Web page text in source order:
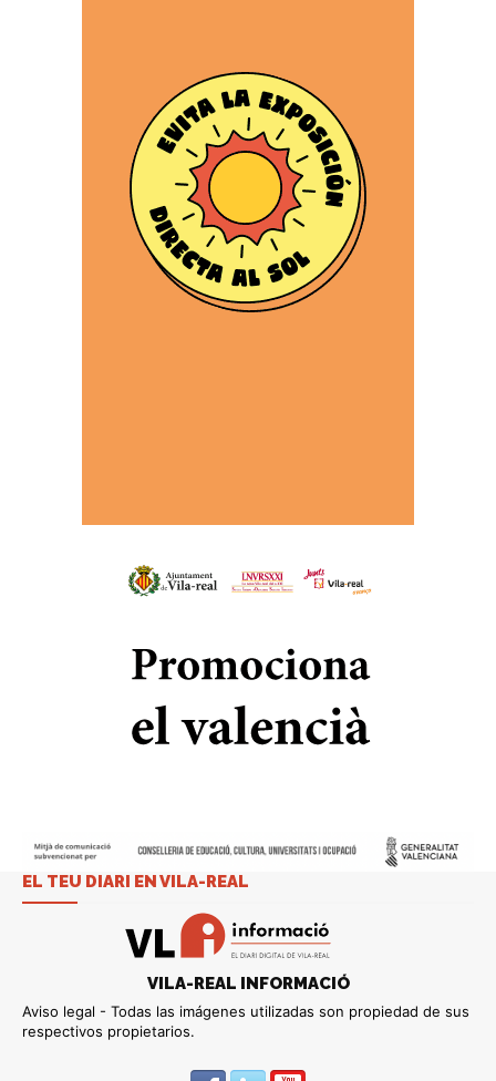
EL TEU DIARI EN VILA-REAL
VILA-REAL INFORMACIÓ
Aviso legal - Todas las imágenes utilizadas son propiedad de sus
respectivos propietarios.